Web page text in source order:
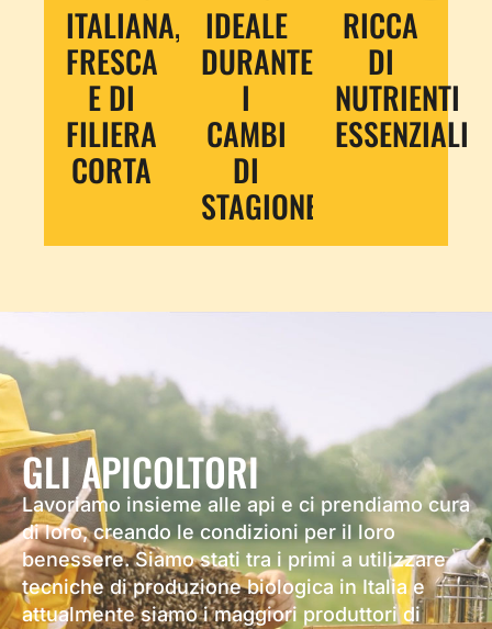
ITALIANA,
FRESCA
E DI
FILIERA
CORTA
IDEALE
DURANTE
I
CAMBI
DI
STAGIONE
RICCA
DI
NUTRIENTI
ESSENZIALI
GLI APICOLTORI
Lavoriamo insieme alle api e ci prendiamo cura
di loro, creando le condizioni per il loro
benessere. Siamo stati tra i primi a utilizzare
tecniche di produzione biologica in Italia e
attualmente siamo i maggiori produttori di